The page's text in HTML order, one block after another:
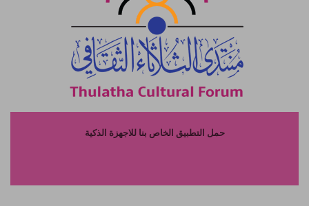
حمل التطبيق الخاص بنا للاجهزة الذكية